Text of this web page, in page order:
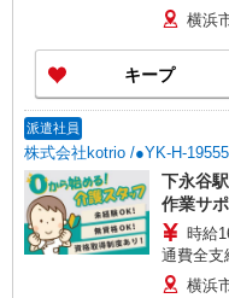
横浜
キープ
派遣社員
株式会社kotrio /●YK-H-
下永谷
作業サ
時給
通費全支
横浜